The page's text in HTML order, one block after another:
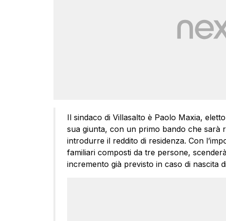
Il sindaco di Villasalto è Paolo Maxia,
sua giunta, con un primo bando che sarà
introdurre il reddito di residenza. Con
familiari composti da tre persone,
incremento già previsto in caso di nascita